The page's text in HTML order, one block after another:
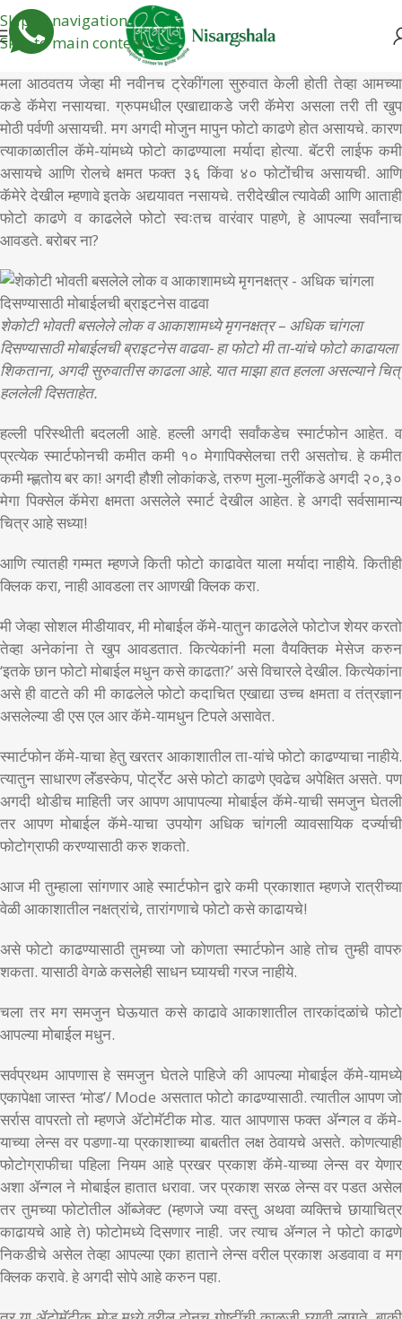
Skip to navigation
Skip to main content
मला आठवतय जेव्हा मी नवीनच ट्रेकींगला सुरुवात केली होती तेव्हा आमच्या
कडे कॅमेरा नसायचा. ग्रुपमधील एखाद्याकडे जरी कॅमेरा असला तरी ती खुप
मोठी पर्वणी असायची. मग अगदी मोजुन मापुन फोटो काढणे होत असायचे. कारण
त्याकाळातील कॅमे-यांमध्ये फोटो काढण्याला मर्यादा होत्या. बॅटरी लाईफ कमी
असायचे आणि रोलचे क्षमत फक्त ३६ किंवा ४० फोटोंचीच असायची. आणि
कॅमेरे देखील म्हणावे इतके अद्ययावत नसायचे. तरीदेखील त्यावेळी आणि आताही
फोटो काढणे व काढलेले फोटो स्वःतच वारंवार पाहणे, हे आपल्या सर्वांनाच
आवडते. बरोबर ना?
शेकोटी भोवती बसलेले लोक व आकाशामध्ये मृगनक्षत्र – अधिक चांगला
दिसण्यासाठी मोबाईलची ब्राइटनेस वाढवा- हा फोटो मी ता-यांचे फोटो काढायला
शिकताना, अगदी सुरुवातीस काढला आहे. यात माझा हात हलला असल्याने
हललेली दिसताहेत.
हल्ली परिस्थीती बदलली आहे. हल्ली अगदी सर्वांकडेच स्मार्टफोन आहेत. व
प्रत्येक स्मार्टफोनची कमीत कमी १० मेगापिक्सेलचा तरी असतोच. हे कमीत
कमी म्ह्णतोय बर का! अगदी हौशी लोकांकडे, तरुण मुला-मुलींकडे अगदी २०,३०
मेगा पिक्सेल कॅमेरा क्षमता असलेले स्मार्ट देखील आहेत. हे अगदी सर्वसामान्य
चित्र आहे सध्या!
आणि त्यातही गम्मत म्हणजे किती फोटो काढावेत याला मर्यादा नाहीये. कितीही
क्लिक करा, नाही आवडला तर आणखी क्लिक करा.
मी जेव्हा सोशल मीडीयावर, मी मोबाईल कॅमे-यातुन काढलेले फोटोज शेयर करतो
तेव्हा अनेकांना ते खुप आवडतात. कित्येकांनी मला वैयक्तिक मेसेज करुन
‘इतके छान फोटो मोबाईल मधुन कसे काढता?’ असे विचारले देखील. कित्येकांना
असे ही वाटते की मी काढलेले फोटो कदाचित एखाद्या उच्च क्षमता व तंत्रज्ञान
असलेल्या डी एस एल आर कॅमे-यामधुन टिपले असावेत.
स्मार्टफोन कॅमे-याचा हेतु खरतर आकाशातील ता-यांचे फोटो काढण्याचा नाहीये.
त्यातुन साधारण लॅंडस्केप, पोर्ट्रेट असे फोटो काढणे एवढेच अपेक्षित असते. पण
अगदी थोडीच माहिती जर आपण आपापल्या मोबाईल कॅमे-याची समजुन घेतली
तर आपण मोबाईल कॅमे-याचा उपयोग अधिक चांगली व्यावसायिक दर्ज्याची
फोटोग्राफी करण्यासाठी करु शकतो.
आज मी तुम्हाला सांगणार आहे स्मार्टफोन द्वारे कमी प्रकाशात म्हणजे रात्रीच्या
वेळी आकाशातील नक्षत्रांचे, तारांगणाचे फोटो कसे काढायचे!
असे फोटो काढण्यासाठी तुमच्या जो कोणता स्मार्टफोन आहे तोच तुम्ही वापरु
शकता. यासाठी वेगळे कसलेही साधन घ्यायची गरज नाहीये.
चला तर मग समजुन घेऊयात कसे काढावे आकाशातील तारकांदळांचे फोटो
आपल्या मोबाईल मधुन.
सर्वप्रथम आपणास हे समजुन घेतले पाहिजे की आपल्या मोबाईल कॅमे-यामध्ये
एकापेक्षा जास्त ‘मोड’/ Mode असतात फोटो काढण्यासाठी. त्यातील आपण जो
सर्रास वापरतो तो म्हणजे ॲटोमॅटीक मोड. यात आपणास फक्त ॲन्गल व कॅमे-
याच्या लेन्स वर पडणा-या प्रकाशाच्या बाबतीत लक्ष ठेवायचे असते. कोणत्याही
फोटोग्राफीचा पहिला नियम आहे प्रखर प्रकाश कॅमे-याच्या लेन्स वर येणार
अशा ॲन्गल ने मोबाईल हातात धरावा. जर प्रकाश सरळ लेन्स वर पडत असेल
तर तुमच्या फोटोतील ऑब्जेक्ट (म्हणजे ज्या वस्तु अथवा व्यक्तिचे छायाचित्र
काढायचे आहे ते) फोटोमध्ये दिसणार नाही. जर त्याच ॲन्गल ने फोटो काढणे
निकडीचे असेल तेव्हा आपल्या एका हाताने लेन्स वरील प्रकाश अडवावा व मग
क्लिक करावे. हे अगदी सोपे आहे करुन पहा.